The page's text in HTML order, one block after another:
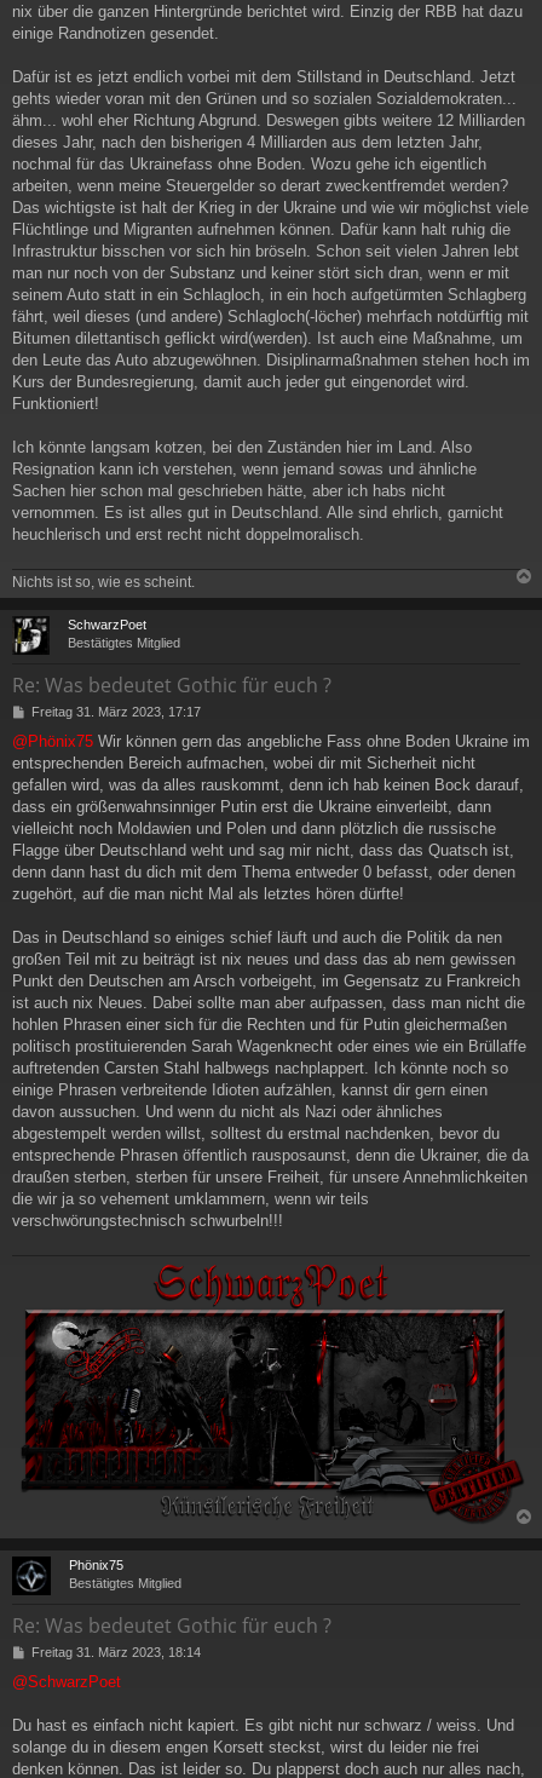
nix über die ganzen Hintergründe berichtet wird. Einzig der RBB hat dazu
einige Randnotizen gesendet.
Dafür ist es jetzt endlich vorbei mit dem Stillstand in Deutschland. Jetzt
gehts wieder voran mit den Grünen und so sozialen Sozialdemokraten...
ähm... wohl eher Richtung Abgrund. Deswegen gibts weitere 12 Milliarden
dieses Jahr, nach den bisherigen 4 Milliarden aus dem letzten Jahr,
nochmal für das Ukrainefass ohne Boden. Wozu gehe ich eigentlich
arbeiten, wenn meine Steuergelder so derart zweckentfremdet werden?
Das wichtigste ist halt der Krieg in der Ukraine und wie wir möglichst viele
Flüchtlinge und Migranten aufnehmen können. Dafür kann halt ruhig die
Infrastruktur bisschen vor sich hin bröseln. Schon seit vielen Jahren lebt
man nur noch von der Substanz und keiner stört sich dran, wenn er mit
seinem Auto statt in ein Schlagloch, in ein hoch aufgetürmten Schlagberg
fährt, weil dieses (und andere) Schlagloch(-löcher) mehrfach notdürftig mit
Bitumen dilettantisch geflickt wird(werden). Ist auch eine Maßnahme, um
den Leute das Auto abzugewöhnen. Disiplinarmaßnahmen stehen hoch im
Kurs der Bundesregierung, damit auch jeder gut eingenordet wird.
Funktioniert!
Ich könnte langsam kotzen, bei den Zuständen hier im Land. Also
Resignation kann ich verstehen, wenn jemand sowas und ähnliche
Sachen hier schon mal geschrieben hätte, aber ich habs nicht
vernommen. Es ist alles gut in Deutschland. Alle sind ehrlich, garnicht
heuchlerisch und erst recht nicht doppelmoralisch.
Nichts ist so, wie es scheint.
a
SchwarzPoet
Bestätigtes Mitglied
Re: Was bedeutet Gothic für euch ?
B
i
t
r
a
Freitag 31. März 2023, 17:17
@Phönix75 Wir können gern das angebliche Fass ohne Boden Ukraine im
entsprechenden Bereich aufmachen, wobei dir mit Sicherheit nicht
gefallen wird, was da alles rauskommt, denn ich hab keinen Bock darauf,
dass ein größenwahnsinniger Putin erst die Ukraine einverleibt, dann
vielleicht noch Moldawien und Polen und dann plötzlich die russische
Flagge über Deutschland weht und sag mir nicht, dass das Quatsch ist,
denn dann hast du dich mit dem Thema entweder 0 befasst, oder denen
zugehört, auf die man nicht Mal als letztes hören dürfte!
Das in Deutschland so einiges schief läuft und auch die Politik da nen
großen Teil mit zu beiträgt ist nix neues und dass das ab nem gewissen
Punkt den Deutschen am Arsch vorbeigeht, im Gegensatz zu Frankreich
ist auch nix Neues. Dabei sollte man aber aufpassen, dass man nicht die
hohlen Phrasen einer sich für die Rechten und für Putin gleichermaßen
politisch prostituierenden Sarah Wagenknecht oder eines wie ein Brüllaffe
auftretenden Carsten Stahl halbwegs nachplappert. Ich könnte noch so
einige Phrasen verbreitende Idioten aufzählen, kannst dir gern einen
davon aussuchen. Und wenn du nicht als Nazi oder ähnliches
abgestempelt werden willst, solltest du erstmal nachdenken, bevor du
entsprechende Phrasen öffentlich rausposaunst, denn die Ukrainer, die da
draußen sterben, sterben für unsere Freiheit, für unsere Annehmlichkeiten
die wir ja so vehement umklammern, wenn wir teils
verschwörungstechnisch schwurbeln!!!
a
Phönix75
Bestätigtes Mitglied
Re: Was bedeutet Gothic für euch ?
B
i
r
a
Freitag 31. März 2023, 18:14
@SchwarzPoet
Du hast es einfach nicht kapiert. Es gibt nicht nur schwarz / weiss. Und
solange du in diesem engen Korsett steckst, wirst du leider nie frei
denken können. Das ist leider so. Du plapperst doch auch nur alles nach,